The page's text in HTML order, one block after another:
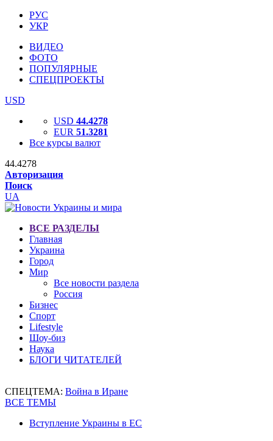
РУС
УКР
ВИДЕО
ФОТО
ПОПУЛЯРНЫЕ
СПЕЦПРОЕКТЫ
USD
USD 44.4278
EUR 51.3281
Все курсы валют
44.4278
Авторизация
Поиск
UA
ВСЕ РАЗДЕЛЫ
Главная
Украина
Город
Мир
Все новости раздела
Россия
Бизнес
Спорт
Lifestyle
Шоу-биз
Наука
БЛОГИ ЧИТАТЕЛЕЙ
СПЕЦТЕМА: Война в Иране
ВСЕ ТЕМЫ
Вступление Украины в ЕС